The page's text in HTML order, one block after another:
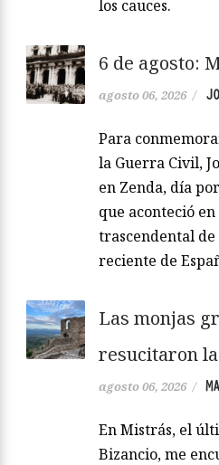
los cauces.
6 de agosto:
agosto 06, 2026 /
Para
la Guerra Civil,
en Zenda, día
que aconteció
trascendental
reciente de
Las monjas
resucitaron
agosto 06, 2026 /
En Mistrás, el
Bizancio, me